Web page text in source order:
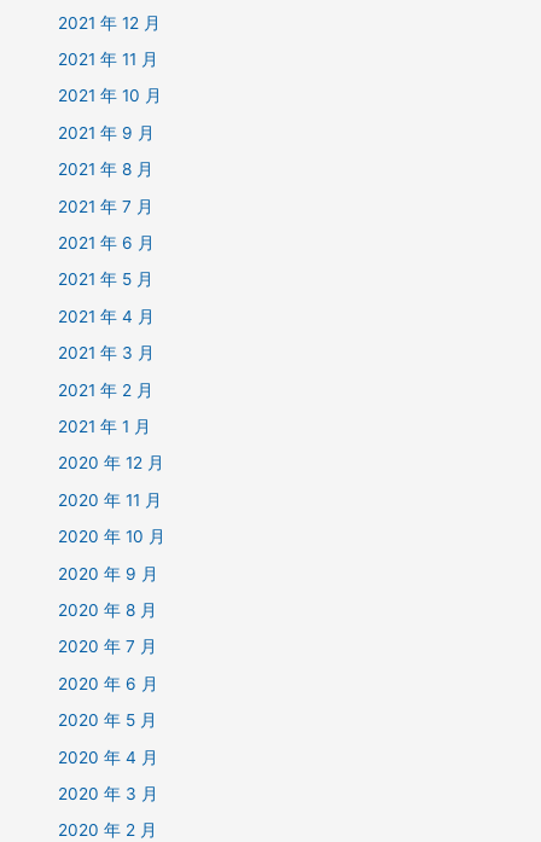
2021 年 12 月
2021 年 11 月
2021 年 10 月
2021 年 9 月
2021 年 8 月
2021 年 7 月
2021 年 6 月
2021 年 5 月
2021 年 4 月
2021 年 3 月
2021 年 2 月
2021 年 1 月
2020 年 12 月
2020 年 11 月
2020 年 10 月
2020 年 9 月
2020 年 8 月
2020 年 7 月
2020 年 6 月
2020 年 5 月
2020 年 4 月
2020 年 3 月
2020 年 2 月